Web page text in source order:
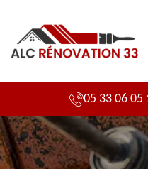
05 33 06 05